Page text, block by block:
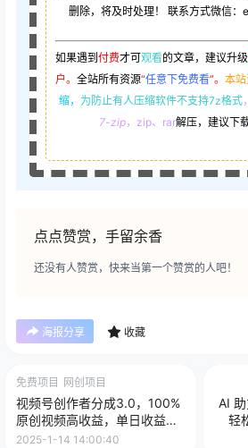
删除，将及时处理！ 联系方式微信
如果遇到 付费才可观看的文章，建议升级
户。 全站所有资源“任意下免费看”。 本
缩， 为防止有人压缩软件不支持7z格式
7-zip，zip、rar解压，建议下
点点赞赏，手留余香
还没有人赞赏，快来当第一个赞赏的人吧！
海报分享 收藏
免费项目 网创项目
视频号创作者分成3.0，100%
原创视频高收益，单日收益
900+
2025-1-14 14:00:40
AI
轻